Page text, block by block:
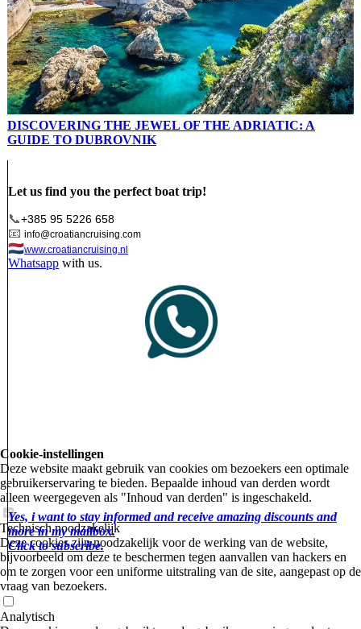
DISCOVERING THE JEWEL OF THE ADRIATIC: A
GUIDE TO DUBROVNIK
Let us find you the perfect boat trip!
📞+385 95 5226 658
📧 info@croatiancruising.com
🇳🇱www.croatiancruising.nl
Whatsappwith us.
Yes, i want to stay informed and receive amazing discounts and
more in my mailbox.
Click to subscribe.
Cookie-instellingen
Deze website maakt gebruik van cookies om bezoekers een optimale
gebruikerservaring te bieden. Bepaalde inhoud van derden wordt
alleen weergegeven als "Inhoud van derden" is ingeschakeld.
Technisch noodzakelijk
Deze cookies zijn noodzakelijk voor de werking van de website,
bijvoorbeeld om deze te beschermen tegen aanvallen van hackers en
om te zorgen voor een uniforme uitstraling van de site, aangepast op de
vraag van bezoekers.
Analytisch